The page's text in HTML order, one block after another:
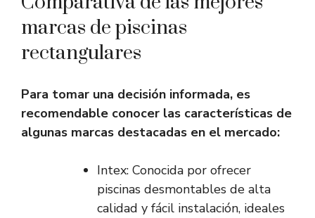
marcas de piscinas
rectangulares
Para tomar una decisión informada, es
recomendable conocer las características de
algunas marcas destacadas en el mercado:
Intex: Conocida por ofrecer
piscinas desmontables de alta
calidad y fácil instalación, ideales